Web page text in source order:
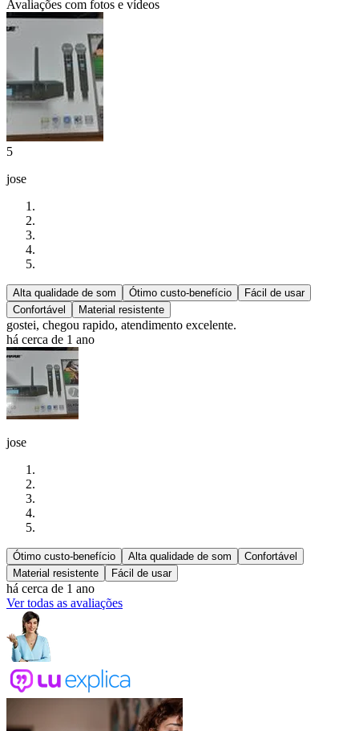
Avaliações com fotos e vídeos
5
jose
Alta qualidade de som Ótimo custo-benefício
Fácil de usar
Confortável
Material resistente
gostei, chegou rapido, atendimento excelente.
há cerca de 1 ano
jose
Ótimo custo-benefício Alta qualidade de som
Confortável
Material resistente
Fácil de usar
há cerca de 1 ano
Ver todas as avaliações